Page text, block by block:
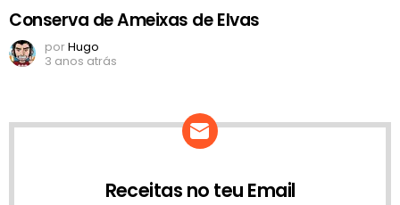
Conserva de Ameixas de Elvas
porHugo
3 anos atrás
Receitas no teu Email